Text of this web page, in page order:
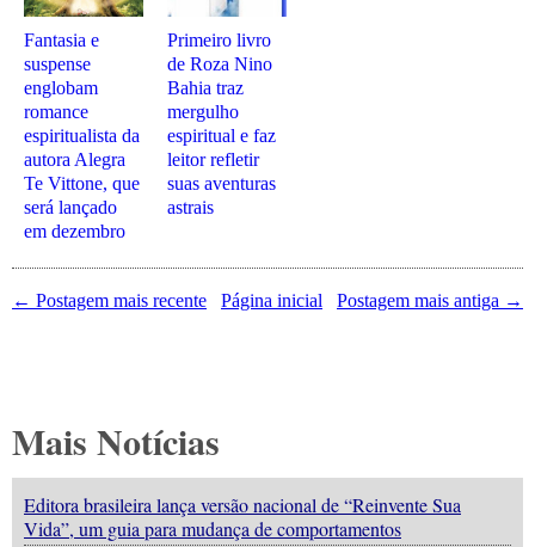
Fantasia e
suspense
englobam
romance
espiritualista da
autora Alegra
Te Vittone, que
será lançado
em dezembro
Primeiro livro
de Roza Nino
Bahia traz
mergulho
espiritual e faz
leitor refletir
suas aventuras
astrais
← Postagem mais recente Postagem mais antiga →
Página inicial
Mais Notícias
Editora brasileira lança versão nacional de “Reinvente Sua
Vida”, um guia para mudança de comportamentos